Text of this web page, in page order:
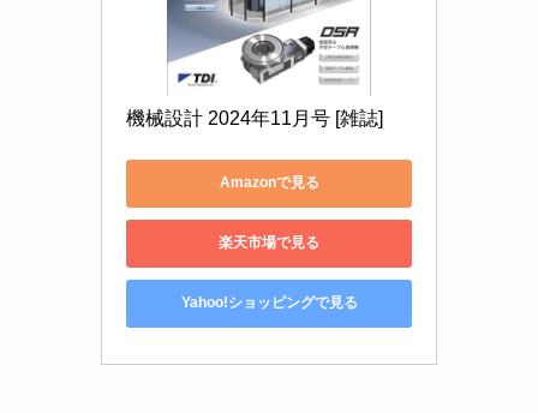
機械設計 2024年11月号 [雑誌]
Amazonで見る
楽天市場で見る
Yahoo!ショッピングで見る